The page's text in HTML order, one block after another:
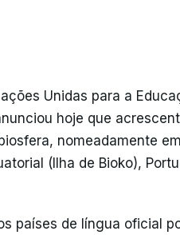
Unidas para a
hoje que
nomeadamente
(Ilha de Bioko),
países de língua oficial